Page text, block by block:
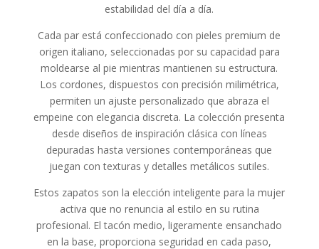
estabilidad del día a día.
Cada par está confeccionado con pieles premium de
origen italiano, seleccionadas por su capacidad para
moldearse al pie mientras mantienen su estructura.
Los cordones, dispuestos con precisión milimétrica,
permiten un ajuste personalizado que abraza el
empeine con elegancia discreta. La colección presenta
desde diseños de inspiración clásica con líneas
depuradas hasta versiones contemporáneas que
juegan con texturas y detalles metálicos sutiles.
Estos zapatos son la elección inteligente para la mujer
activa que no renuncia al estilo en su rutina
profesional. El tacón medio, ligeramente ensanchado
en la base, proporciona seguridad en cada paso,